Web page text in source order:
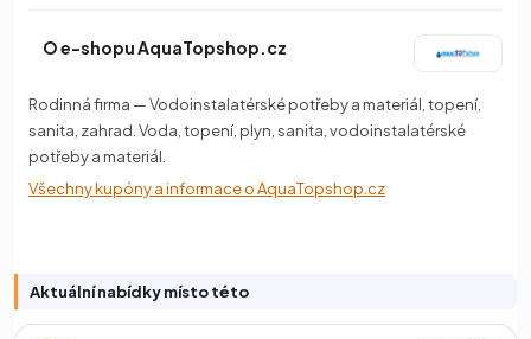
O e-shopu AquaTopshop.cz
Rodinná firma — Vodoinstalatérské potřeby a materiál, topení,
sanita, zahrad. Voda, topení, plyn, sanita, vodoinstalatérské
potřeby a materiál.
Všechny kupóny a informace o AquaTopshop.cz
Aktuální nabídky místo této